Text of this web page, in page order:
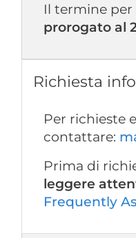
Il termine
prorogato al
Richiesta
Per richieste
contattare:
Prima di
leggere
Frequently